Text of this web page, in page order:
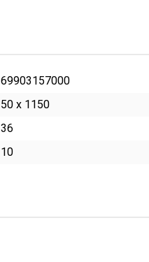
69903157000
50 x 1150
36
10